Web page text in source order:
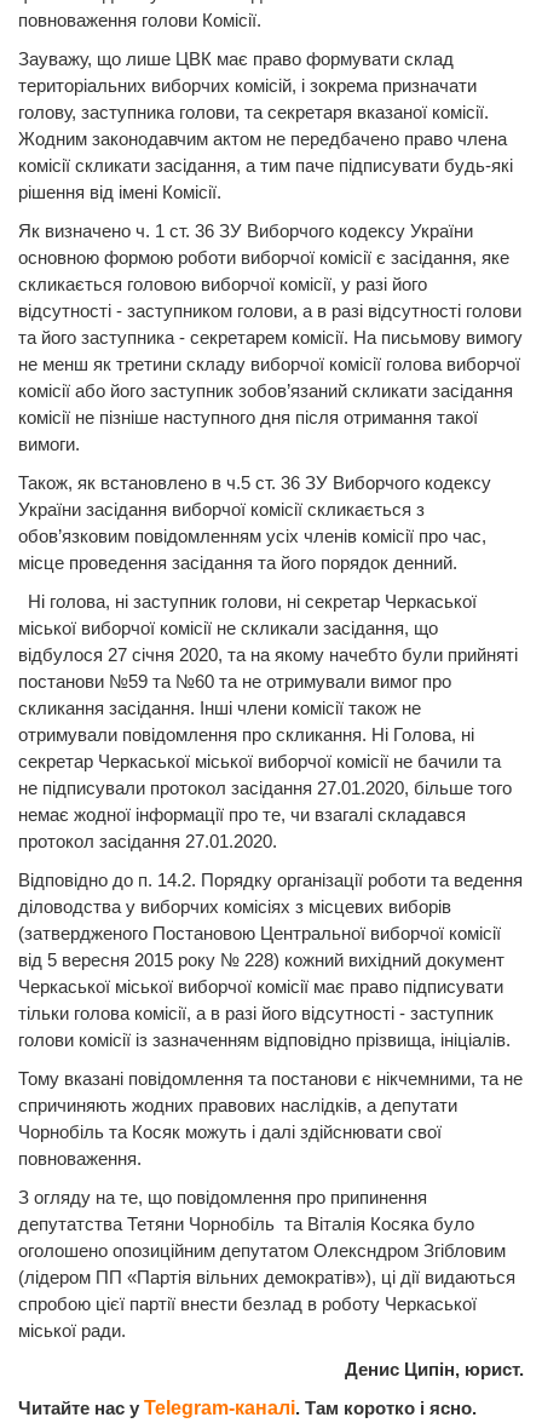
повноваження голови Комісії.
Зауважу, що лише ЦВК має право формувати склад
територіальних виборчих комісій, і зокрема призначати
голову, заступника голови, та секретаря вказаної комісії.
Жодним законодавчим актом не передбачено право члена
комісії скликати засідання, а тим паче підписувати будь-які
рішення від імені Комісії.
Як визначено ч. 1 ст. 36 ЗУ Виборчого кодексу України
основною формою роботи виборчої комісії є засідання, яке
скликається головою виборчої комісії, у разі його
відсутності - заступником голови, а в разі відсутності голови
та його заступника - секретарем комісії. На письмову вимогу
не менш як третини складу виборчої комісії голова виборчої
комісії або його заступник зобов’язаний скликати засідання
комісії не пізніше наступного дня після отримання такої
вимоги.
Також, як встановлено в ч.5 ст. 36 ЗУ Виборчого кодексу
України засідання виборчої комісії скликається з
обов’язковим повідомленням усіх членів комісії про час,
місце проведення засідання та його порядок денний.
Ні голова, ні заступник голови, ні секретар Черкаської
міської виборчої комісії не скликали засідання, що
відбулося 27 січня 2020, та на якому начебто були прийняті
постанови №59 та №60 та не отримували вимог про
скликання засідання. Інші члени комісії також не
отримували повідомлення про скликання. Ні Голова, ні
секретар Черкаської міської виборчої комісії не бачили та
не підписували протокол засідання 27.01.2020, більше того
немає жодної інформації про те, чи взагалі складався
протокол засідання 27.01.2020.
Відповідно до п. 14.2. Порядку організації роботи та ведення
діловодства у виборчих комісіях з місцевих виборів
(затвердженого Постановою Центральної виборчої комісії
від 5 вересня 2015 року № 228) кожний вихідний документ
Черкаської міської виборчої комісії має право підписувати
тільки голова комісії, а в разі його відсутності - заступник
голови комісії із зазначенням відповідно прізвища, ініціалів.
Тому вказані повідомлення та постанови є нікчемними, та не
спричиняють жодних правових наслідків, а депутати
Чорнобіль та Косяк можуть і далі здійснювати свої
повноваження.
З огляду на те, що повідомлення про припинення
депутатства Тетяни Чорнобіль та Віталія Косяка було
оголошено опозиційним депутатом Олексндром Згібловим
(лідером ПП «Партія вільних демократів»), ці дії видаються
спробою цієї партії внести безлад в роботу Черкаської
міської ради.
Денис Ципін, юрист.
Читайте нас у Telegram-каналі. Там коротко і ясно.